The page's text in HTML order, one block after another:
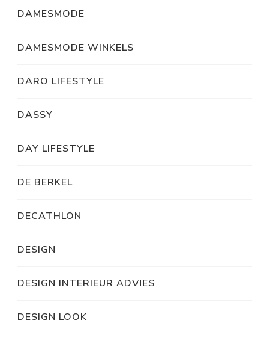
DAMESMODE
DAMESMODE WINKELS
DARO LIFESTYLE
DASSY
DAY LIFESTYLE
DE BERKEL
DECATHLON
DESIGN
DESIGN INTERIEUR ADVIES
DESIGN LOOK